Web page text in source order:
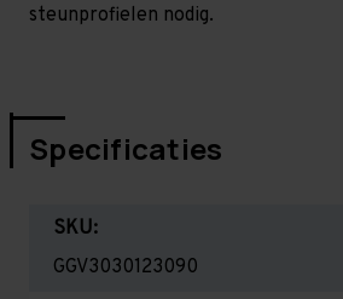
steunprofielen nodig.
Specificaties
SKU:
GGV3030123090